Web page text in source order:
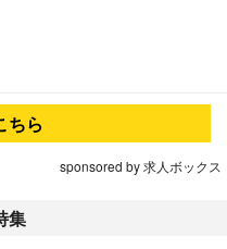
ちら
sponsored by 求人ボックス
集